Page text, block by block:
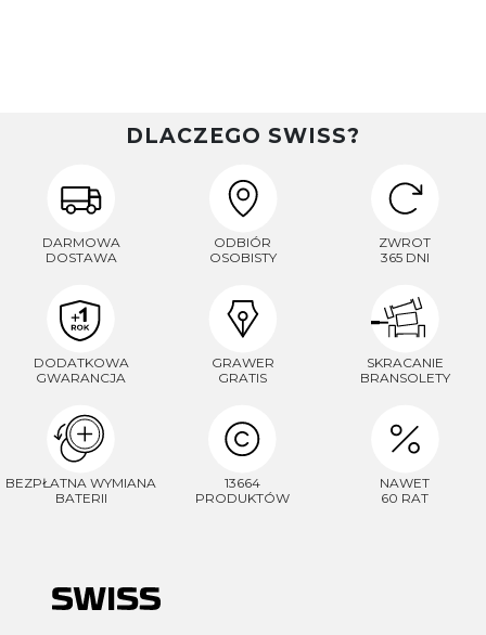
DLACZEGO SWISS?
DARMOWA
DOSTAWA
ODBIÓR
OSOBISTY
ZWROT
365 DNI
DODATKOWA
GWARANCJA
GRAWER
GRATIS
SKRACANIE
BRANSOLETY
BEZPŁATNA WYMIANA
BATERII
13664
PRODUKTÓW
NAWET
60 RAT